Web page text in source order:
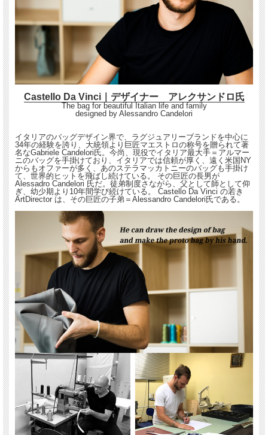
Castello Da Vinci｜デザイナー アレクサンドロ氏
The bag for beautiful Italian life and family
designed by Alessandro Candelori
イタリアのバッグデザイン界で、ラグジュアリーブランドを中心に
34年の経験を誇り、大統領より巨匠マエストロの称号を贈られて著
名なGabriele Candelori氏。今尚、現役でイタリア最大手＝アルマー
ニのバッグを手掛けており、イタリアでは信頼が厚く、遠く米国NY
からもオファーが多く、あのステラマッカトニーのバッグも手掛け
て、世界的ヒットを飛ばし続けている。 その巨匠の長男が
Alessadro Candelori 氏だ。徒弟制度さながら、父として師として仰
ぎ、幼少期より10年間学び続けている。 Castello Da Vinci の若き
ArtDirector は、その巨匠の子弟＝Alessandro Candelori氏である。